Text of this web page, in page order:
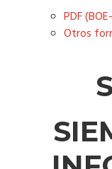
PDF
Otros